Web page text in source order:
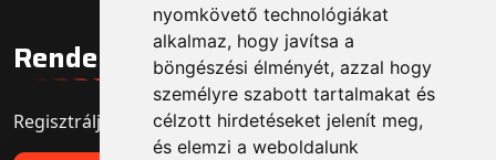
nyomkövető technológiákat
alkalmaz, hogy javítsa a
böngészési élményét, azzal hogy
személyre szabott tartalmakat és
célzott hirdetéseket jelenít meg,
és elemzi a weboldalunk
Rendelő regisztráció
Regisztrálja fogorvosi rendelőjét még ma!